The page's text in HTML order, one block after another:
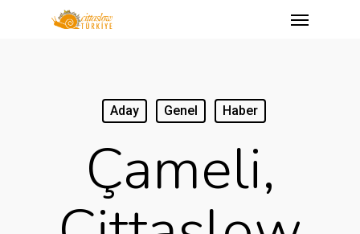
Aday Genel Haber
Çameli,